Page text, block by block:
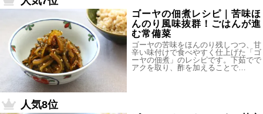
ゴーヤの佃煮レシピ｜苦味ほ
んのり風味抜群！ごはんが進
む常備菜
ゴーヤの苦味をほんのり残しつつ、甘
辛い味付けで食べやすく仕上げた「ゴ
ーヤの佃煮」のレシピです。下茹でで
アクを取り、酢を加えることで…
人気8位